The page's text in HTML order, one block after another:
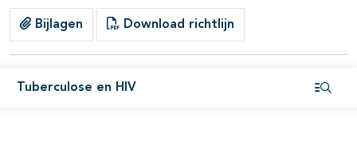
Bijlagen Download richtlijn
Tuberculose en HIV